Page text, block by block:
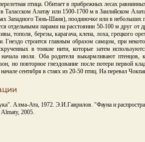
птица. Обитает в прибрежных лесах
Таласском Алатау или 1500-1700 м в Заилийском
Западного Тянь-Шаня), поодиночке или в небольших
отдельными парами на расстоянии 50-100 м друг от
тополя, березы, карагача, клена, лоха, грецкого
Гнездо строится главным образом самцом, при
в тонкие нити, которые затем
июля. Оба родителя выкармливают
но повторное гнездование после потери первой
начале сентября в стаях из 20-50 птиц. На перевал
Алма-Ата, 1972. Э.И.Гаврилов. "Фауна и
2005.